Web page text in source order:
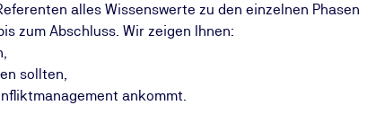
alles Wissenswerte zu den einzelnen Phasen
zum Abschluss. Wir zeigen Ihnen:
sollten,
ankommt.